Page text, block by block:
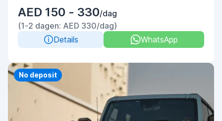
AED 150 - 330/dag
(1-2 dagen: AED 330/dag)
Details
WhatsApp
Priority
No deposit